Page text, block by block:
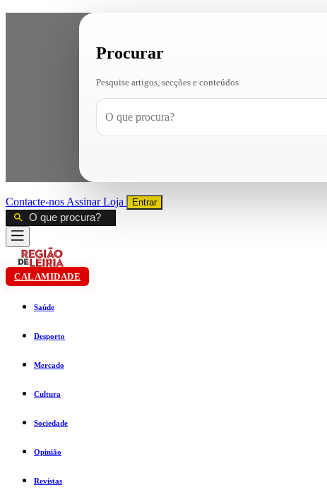
Procurar
Pesquise artigos, secções e conteúdos
Contacte-nos AssinarLoja Entrar
CALAMIDADE
Saúde
Desporto
Mercado
Cultura
Sociedade
Opinião
Revistas